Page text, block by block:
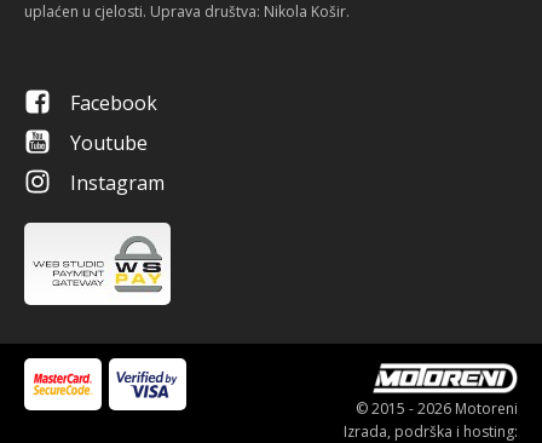
uplaćen u cjelosti. Uprava društva: Nikola Košir.
Facebook
Youtube
Instagram
© 2015 - 2026 Motoreni
Izrada, podrška i hosting: